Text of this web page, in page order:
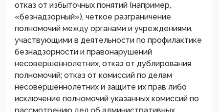
отказ от избыточных понятий (например,
«безнадзорный»), четкое разграничение
полномочий между органами и учреждениями,
участвующими в деятельности по профилактике
безнадзорности и правонарушений
несовершеннолетних, отказ от дублирования
полномочий; отказ от комиссий по делам
несовершеннолетних и защите их прав либо
исключение полномочий указанных комиссий по